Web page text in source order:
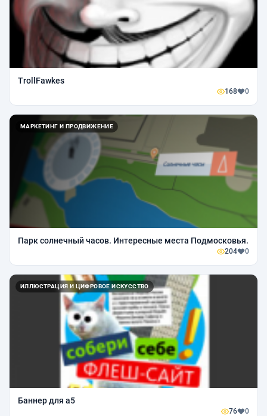
TrollFawkes
168 0
МАРКЕТИНГ И ПРОДВИЖЕНИЕ
Парк солнечный часов. Интересные места Подмосковья.
204 0
ИЛЛЮСТРАЦИЯ И ЦИФРОВОЕ ИСКУССТВО
Баннер для а5
76 0